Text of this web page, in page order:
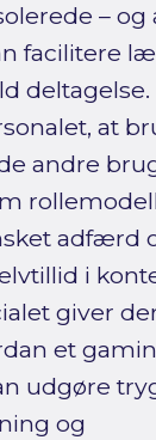
– og
facilitere
at
andre
adfærd
i
giver
et
udgøre
og